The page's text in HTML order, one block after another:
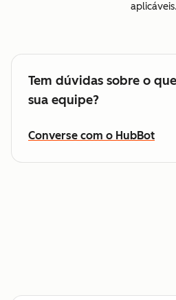
aplicáveis.
Tem dúvidas sobre o
sua equipe?
Converse com o HubBot